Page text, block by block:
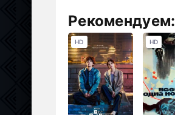
Рекомендуем:
HD HD